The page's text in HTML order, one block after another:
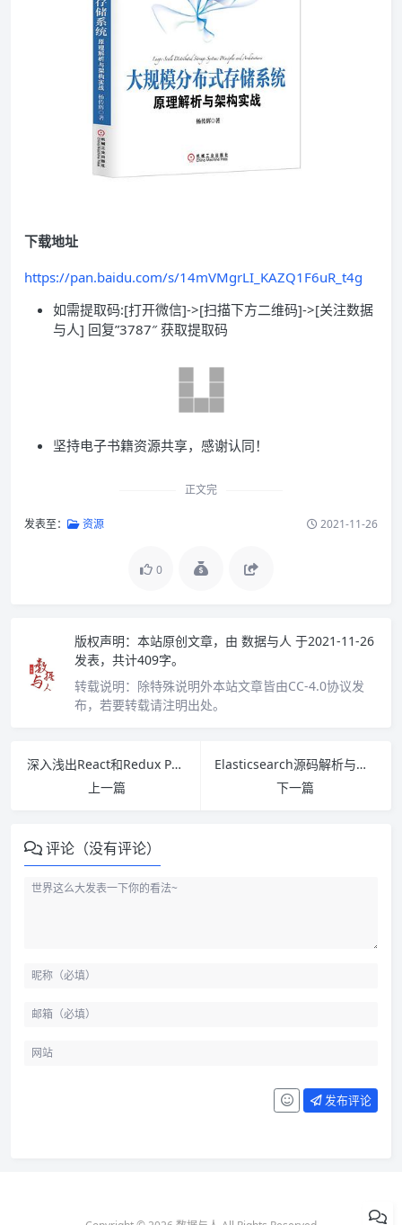
下载地址
https://pan.baidu.com/s/14mVMgrLI_KAZQ1F6uR_t4g
如需提取码:[打开微信]->[扫描下方二维码]->[关注数据
与人] 回复”3787″ 获取提取码
坚持电子书籍资源共享，感谢认同！
正文完
发表至： 资源 2021-11-26
0
版权声明： 本站原创文章，由 数据与人 于2021-11-26
发表，共计409字。
转载说明： 除特殊说明外本站文章皆由CC-4.0协议发
布，若要转载请注明出处。
深入浅出React和Redux PDF下载
上一篇
Elasticsearch源码解析与优化实战 PDF下载
下一篇
评论（没有评论）
发布评论